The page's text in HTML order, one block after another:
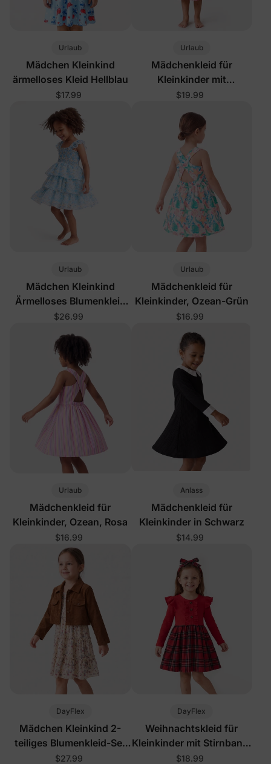
Urlaub
Mädchen Kleinkind
ärmelloses Kleid Hellblau
$17.99
Urlaub
Mädchenkleid für
Kleinkinder mit
Blumenmuster,
$19.99
Urlaub
Mädchen Kleinkind
Ärmelloses Blumenkleid
Blau
$26.99
Urlaub
Mädchenkleid für
Kleinkinder, Ozean-Grün
$16.99
Urlaub
Mädchenkleid für
Kleinkinder, Ozean, Rosa
$16.99
Anlass
Mädchenkleid für
Kleinkinder in Schwarz
$14.99
DayFlex
Mädchen Kleinkind 2-
teiliges Blumenkleid-Set
Khaki
$27.99
DayFlex
Weihnachtskleid für
Kleinkinder mit Stirnband,
Rot
$18.99